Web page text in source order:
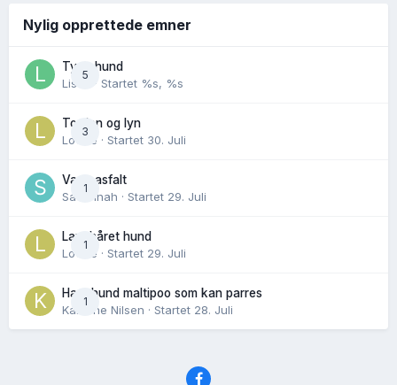
Nylig opprettede emner
5
Tynn hund
Lisen
· Startet %s, %s
3
Torden og lyn
Lovise · Startet 30. Juli
1
Varm asfalt
Savannah · Startet 29. Juli
1
Langhåret hund
Lovise · Startet 29. Juli
1
Hannhund maltipoo som kan parres
Karoline Nilsen · Startet 28. Juli